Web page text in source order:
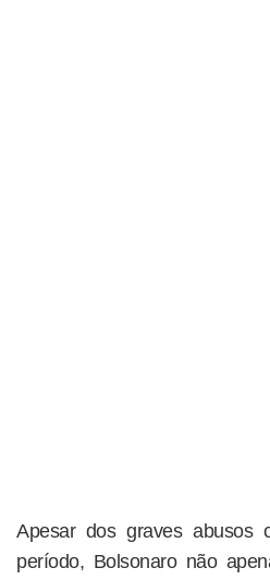
Apesar dos graves abusos
período, Bolsonaro não